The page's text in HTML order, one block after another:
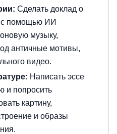
Сделать доклад о
помощью ИИ
музыку,
античные мотивы,
видео.
Написать эссе
и попросить
картину,
и образы